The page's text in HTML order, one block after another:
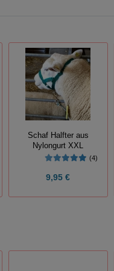
Schaf Halfter aus
Nylongurt XXL
(4)
9,95 €